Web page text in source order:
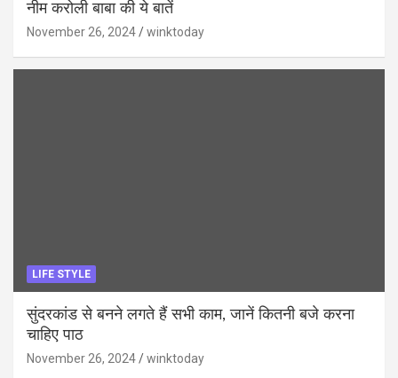
नीम करोली बाबा की ये बातें
November 26, 2024 winktoday
LIFE STYLE
सुंदरकांड से बनने लगते हैं सभी काम, जानें कितनी बजे करना
चाहिए पाठ
November 26, 2024 winktoday